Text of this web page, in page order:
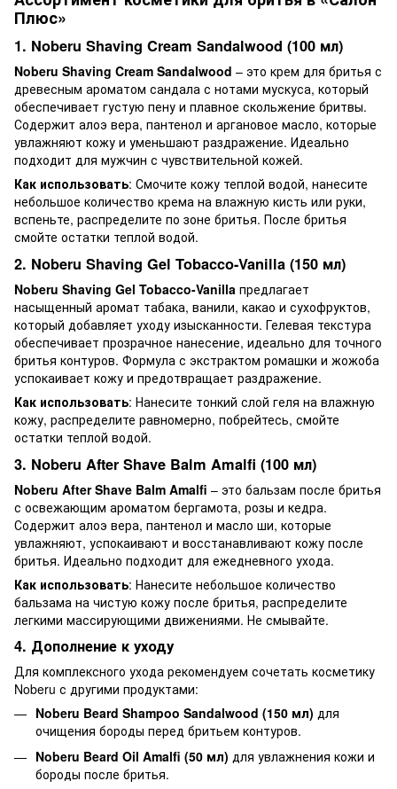
Плюс»
1. Noberu Shaving Cream Sandalwood (100 мл)
Noberu Shaving Cream Sandalwood – это крем для бритья с
древесным ароматом сандала с нотами мускуса, который
обеспечивает густую пену и плавное скольжение бритвы.
Содержит алоэ вера, пантенол и аргановое масло, которые
увлажняют кожу и уменьшают раздражение. Идеально
подходит для мужчин с чувствительной кожей.
Как использовать: Смочите кожу теплой водой, нанесите
небольшое количество крема на влажную кисть или руки,
вспеньте, распределите по зоне бритья. После бритья
смойте остатки теплой водой.
2. Noberu Shaving Gel Tobacco-Vanilla (150 мл)
Noberu Shaving Gel Tobacco-Vanilla предлагает
насыщенный аромат табака, ванили, какао и сухофруктов,
который добавляет уходу изысканности. Гелевая текстура
обеспечивает прозрачное нанесение, идеально для точного
бритья контуров. Формула с экстрактом ромашки и жожоба
успокаивает кожу и предотвращает раздражение.
Как использовать: Нанесите тонкий слой геля на влажную
кожу, распределите равномерно, побрейтесь, смойте
остатки теплой водой.
3. Noberu After Shave Balm Amalfi (100 мл)
Noberu After Shave Balm Amalfi – это бальзам после бритья
с освежающим ароматом бергамота, розы и кедра.
Содержит алоэ вера, пантенол и масло ши, которые
увлажняют, успокаивают и восстанавливают кожу после
бритья. Идеально подходит для ежедневного ухода.
Как использовать: Нанесите небольшое количество
бальзама на чистую кожу после бритья, распределите
легкими массирующими движениями. Не смывайте.
4. Дополнение к уходу
Для комплексного ухода рекомендуем сочетать косметику
Noberu с другими продуктами:
Noberu Beard Shampoo Sandalwood (150 мл) для
очищения бороды перед бритьем контуров.
Noberu Beard Oil Amalfi (50 мл) для увлажнения кожи и
бороды после бритья.